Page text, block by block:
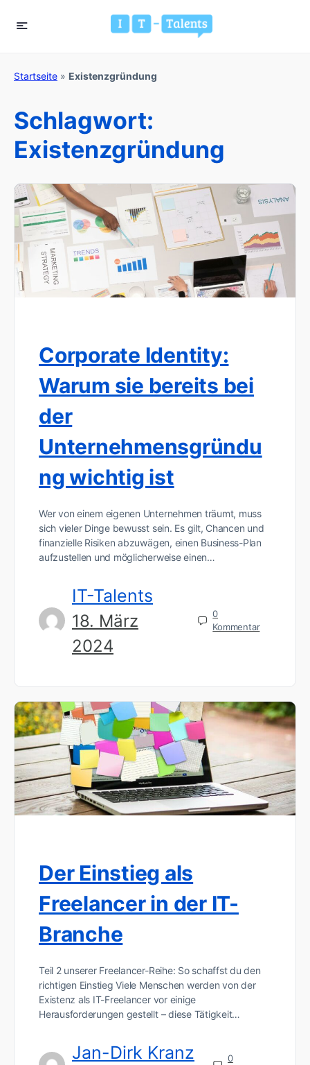
Startseite » Existenzgründung
Schlagwort:
Existenzgründung
Corporate Identity:
Warum sie bereits bei
der
Unternehmensgründu
ng wichtig ist
Wer von einem eigenen Unternehmen träumt, muss
sich vieler Dinge bewusst sein. Es gilt, Chancen und
finanzielle Risiken abzuwägen, einen Business-Plan
aufzustellen und möglicherweise einen…
IT-Talents
18. März
2024
0
Kommentar
Der Einstieg als
Freelancer in der IT-
Branche
Teil 2 unserer Freelancer-Reihe: So schaffst du den
richtigen Einstieg Viele Menschen werden von der
Existenz als IT-Freelancer vor einige
Herausforderungen gestellt – diese Tätigkeit…
Jan-Dirk Kranz
0